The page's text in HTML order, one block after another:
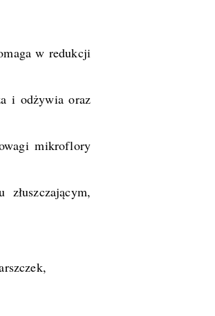
w redukcji
i odżywia oraz
mikroflory